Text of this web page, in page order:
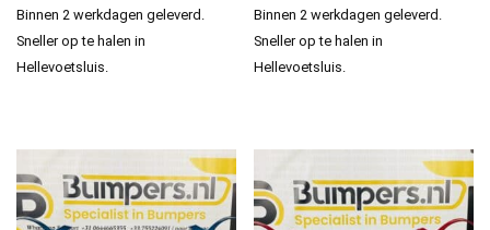
Binnen 2 werkdagen geleverd.
Sneller op te halen in
Hellevoetsluis.
Binnen 2 werkdagen geleverd.
Sneller op te halen in
Hellevoetsluis.